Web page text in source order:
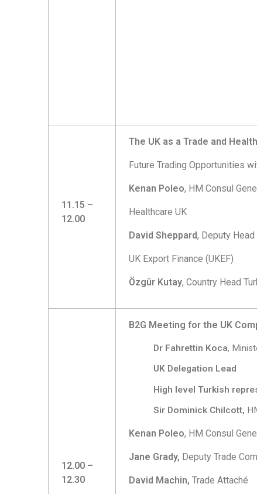
11.15 –
12.00
The UK as a Trade and
Future Trading Opportunities
Kenan Poleo, HM Consul
Healthcare UK
David Sheppard, Deputy
UK Export Finance (UKEF)
Özgür Kutay, Country Head
12.00 –
12.30
B2G Meeting for the UK
Dr Fahrettin Koca,
UK Delegation Lead
High level Turkish
Sir Dominick Chilcott,
Kenan Poleo, HM Consul
Jane Grady, Deputy Trade
David Machin,Trade Attaché